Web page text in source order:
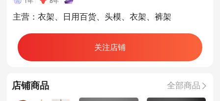
主营：衣架、日用百货、头模、衣架、裤架
关注店铺
店铺商品 全部商品